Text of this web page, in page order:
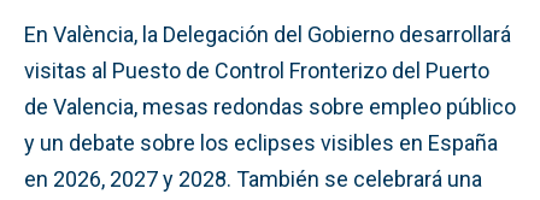
En València, la Delegación del Gobierno desarrollará
visitas al Puesto de Control Fronterizo del Puerto
de Valencia, mesas redondas sobre empleo público
y un debate sobre los eclipses visibles en España
en 2026, 2027 y 2028. También se celebrará una